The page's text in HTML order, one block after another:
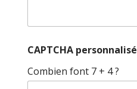
CAPTCHA personnalisé
Combien font 7 + 4 ?